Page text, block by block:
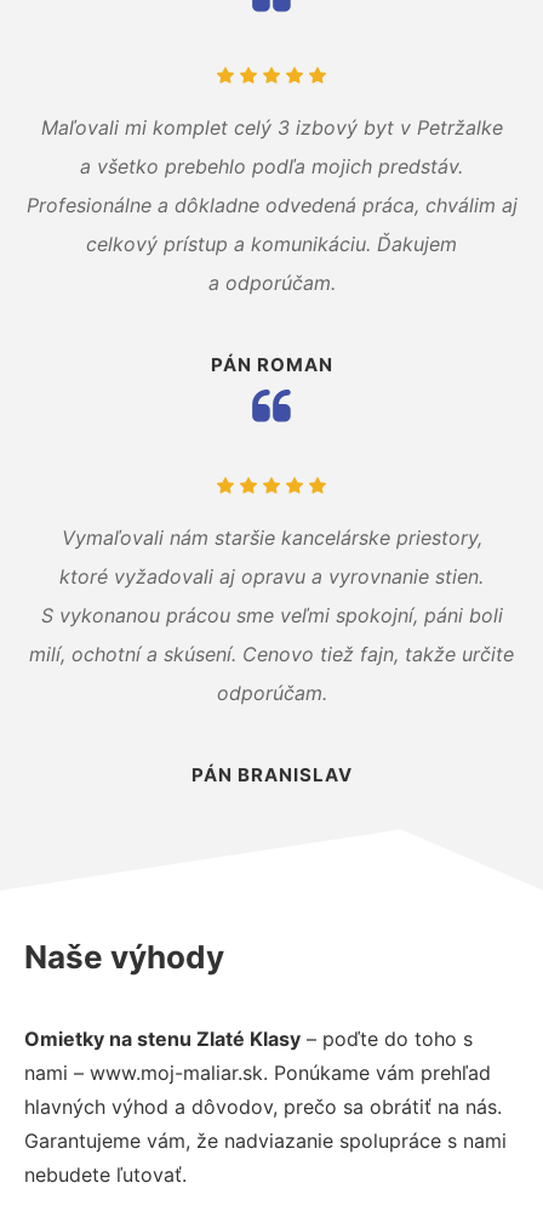
Maľovali mi komplet celý 3 izbový byt v Petržalke
a všetko prebehlo podľa mojich predstáv.
Profesionálne a dôkladne odvedená práca, chválim aj
celkový prístup a komunikáciu. Ďakujem
a odporúčam.
PÁN ROMAN
Vymaľovali nám staršie kancelárske priestory,
ktoré vyžadovali aj opravu a vyrovnanie stien.
S vykonanou prácou sme veľmi spokojní, páni boli
milí, ochotní a skúsení. Cenovo tiež fajn, takže určite
odporúčam.
PÁN BRANISLAV
Naše výhody
Omietky na stenu Zlaté Klasy – poďte do toho s
nami – www.moj-maliar.sk. Ponúkame vám prehľad
hlavných výhod a dôvodov, prečo sa obrátiť na nás.
Garantujeme vám, že nadviazanie spolupráce s nami
nebudete ľutovať.